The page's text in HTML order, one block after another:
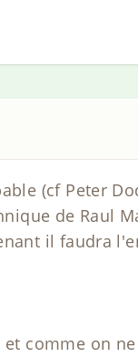
(cf Peter
de Raul
il faudra
comme on